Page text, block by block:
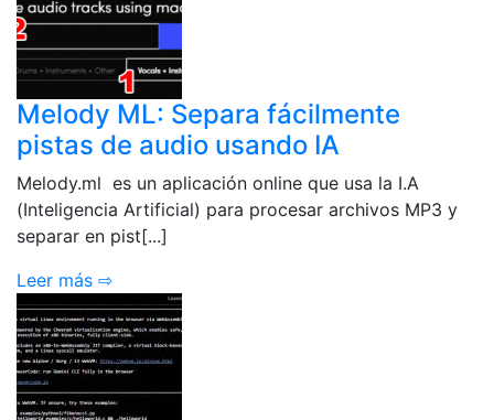
Melody ML: Separa fácilmente
pistas de audio usando IA
Melody.ml es un aplicación online que usa la I.A
(Inteligencia Artificial) para procesar archivos MP3 y
separar en pist[...]
Leer más ⇨